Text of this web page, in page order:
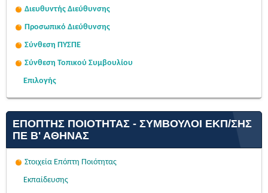
Διευθυντής Διεύθυνσης
Προσωπικό Διεύθυνσης
Σύνθεση ΠΥΣΠΕ
Σύνθεση Τοπικού Συμβουλίου
Επιλογής
ΕΠΌΠΤΗΣ ΠΟΙΌΤΗΤΑΣ - ΣΎΜΒΟΥΛΟΙ ΕΚΠ/ΣΗΣ
ΠΕ Β' ΑΘΉΝΑΣ
Στοιχεία Επόπτη Ποιότητας
Εκπαίδευσης